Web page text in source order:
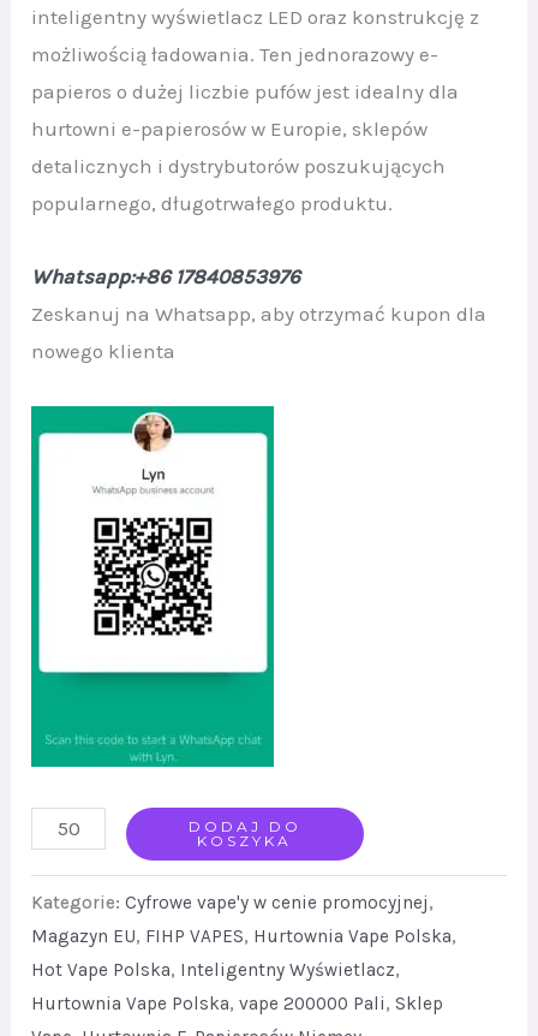
inteligentny wyświetlacz LED oraz konstrukcję z
możliwością ładowania. Ten jednorazowy e-
papieros o dużej liczbie pufów jest idealny dla
hurtowni e-papierosów w Europie, sklepów
detalicznych i dystrybutorów poszukujących
popularnego, długotrwałego produktu.
Whatsapp:+86 17840853976
Zeskanuj na Whatsapp, aby otrzymać kupon dla
nowego klienta
FIHP
Vape
Wholesale
Europe
Rechargeable
DODAJ DO
KOSZYKA
Kategorie:Cyfrowe vape'y w cenie promocyjnej,
Magazyn EU, FIHP VAPES, Hurtownia Vape Polska,
Hot Vape Polska, Inteligentny Wyświetlacz,
Hurtownia Vape Polska,vape 200000 Pali,Sklep